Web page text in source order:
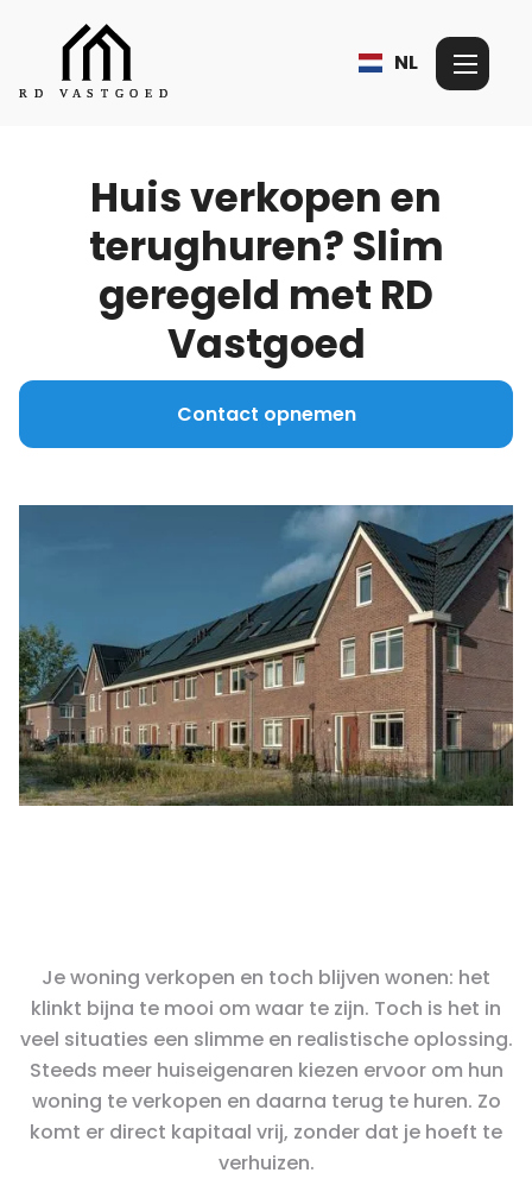
NL
Huis verkopen en
terughuren? Slim
geregeld met RD
Vastgoed
Contact opnemen
Je woning verkopen en toch blijven wonen: het
klinkt bijna te mooi om waar te zijn. Toch is het in
veel situaties een slimme en realistische oplossing.
Steeds meer huiseigenaren kiezen ervoor om hun
woning te verkopen en daarna terug te huren. Zo
komt er direct kapitaal vrij, zonder dat je hoeft te
verhuizen.